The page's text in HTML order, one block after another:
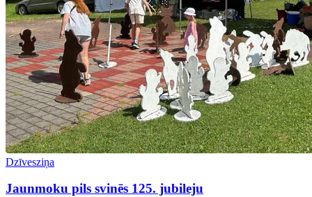
Dzīvesziņa
Jaunmoku pils svinēs 125. jubileju